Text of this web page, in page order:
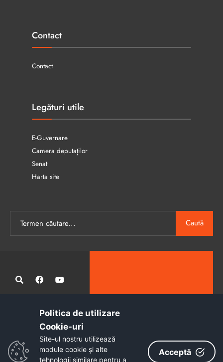
Contact
Contact
Legături utile
E-Guvernare
Camera deputaților
Senat
Harta site
Caută
Administrația publică locală informatizată, calitativă și accesibilă
Copyright © 2026 - Primăria Municipiului Petroșani
Politica de utilizare
Cookie-uri‎
Site-ul nostru utilizează
module cookie și alte
tehnologii similare pentru a
Acceptă